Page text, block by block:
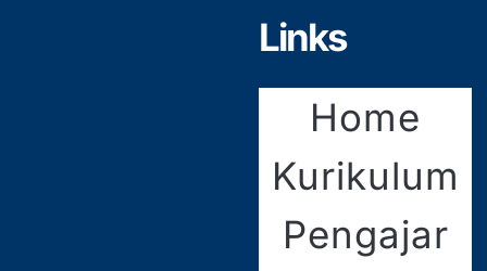
Links
Home
Kurikulum
Pengajar